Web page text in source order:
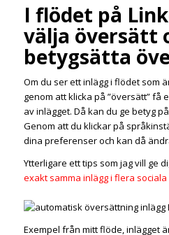
I flödet på
välja översätt
betygsätta
Om du ser ett inlägg i flödet som
genom att klicka på ”översätt” få
av inlägget. Då kan du ge betyg
Genom att du klickar på
dina preferenser och kan då
Ytterligare ett tips som jag vill ge
exakt samma inlägg i flera
Exempel från mitt flöde, inlägget